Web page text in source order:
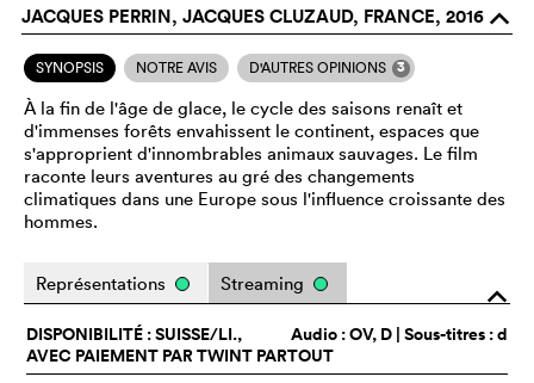
JACQUES PERRIN, JACQUES CLUZAUD, FRANCE, 2016 o
SYNOPSIS NOTRE AVIS D'AUTRES OPINIONS 3
À la fin de l'âge de glace, le cycle des saisons renaît et
d'immenses forêts envahissent le continent, espaces que
s'approprient d'innombrables animaux sauvages. Le film
raconte leurs aventures au gré des changements
climatiques dans une Europe sous l'influence croissante des
hommes.
o
Représentations Streaming
Audio :OV, D | Sous-titres : d
DISPONIBILITÉ : SUISSE/LI.,
AVEC PAIEMENT PAR TWINT PARTOUT